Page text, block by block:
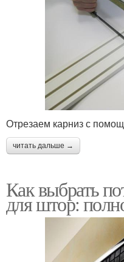
Отрезаем карниз с
читать дальше →
Как выбрать
для штор: